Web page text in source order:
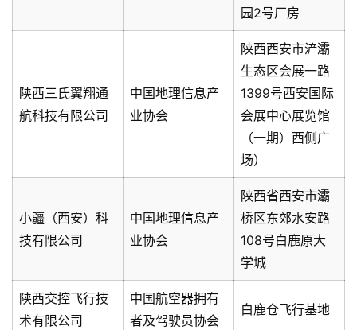
园2号厂房
陕西三氏翼翔通
航科技有限公司
中国地理信息产
业协会
陕西西安市浐灞
生态区会展一路
1399号西安国际
会展中心展览馆
（一期）西侧广
场）
小疆（西安）科
技有限公司
中国地理信息产
业协会
陕西省西安市灞
桥区东郊水安路
108号白鹿原大
学城
陕西交控飞行技
术有限公司
中国航空器拥有
者及驾驶员协会
白鹿仓飞行基地